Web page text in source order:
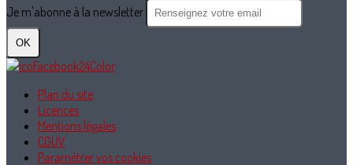
Je m'abonne à la newsletter
OK
Plan du site
Licences
Mentions légales
CGUV
Paramétrer vos cookies